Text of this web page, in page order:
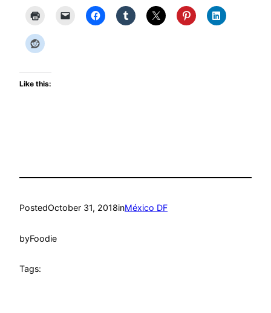
Like this:
PostedOctober 31, 2018inMéxico DF
byFoodie
Tags: